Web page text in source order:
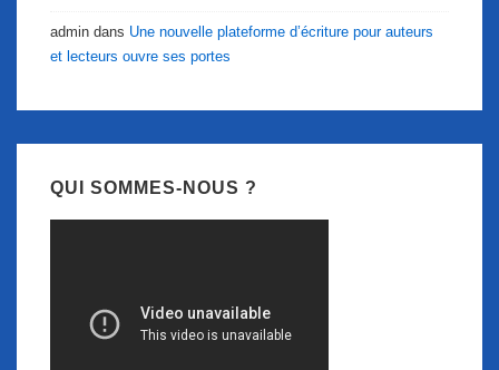
admin dans Une nouvelle plateforme d’écriture pour auteurs
et lecteurs ouvre ses portes
QUI SOMMES-NOUS ?